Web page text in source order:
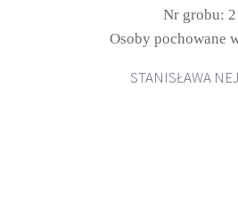
Nr grobu: 2
Osoby pochowane
STANISŁAWA